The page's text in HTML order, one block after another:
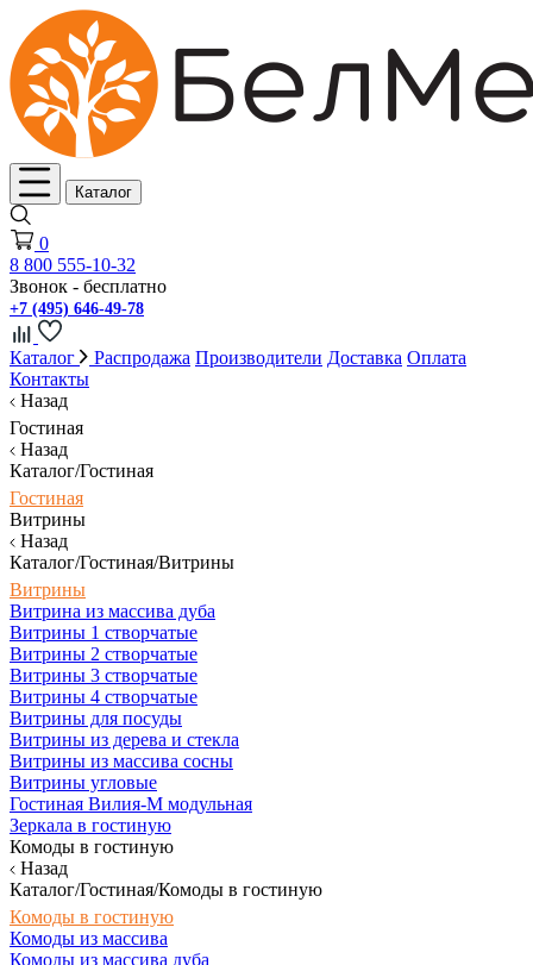
Каталог
0
8 800 555-10-32
Звонок - бесплатно
+7 (495) 646-49-78
Каталог Распродажа Производители Доставка Оплата
Контакты
Назад
Гостиная
Назад
Каталог/Гостиная
Гостиная
Витрины
Назад
Каталог/Гостиная/Витрины
Витрины
Витрина из массива дуба
Витрины 1 створчатые
Витрины 2 створчатые
Витрины 3 створчатые
Витрины 4 створчатые
Витрины для посуды
Витрины из дерева и стекла
Витрины из массива сосны
Витрины угловые
Гостиная Вилия-М модульная
Зеркала в гостиную
Комоды в гостиную
Назад
Каталог/Гостиная/Комоды в гостиную
Комоды в гостиную
Комоды из массива
Комоды из массива дуба